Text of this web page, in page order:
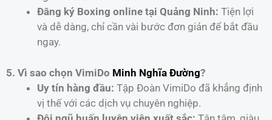
Đăng ký Boxing online tại Quảng Ninh: Tiện lợi
và dễ dàng, chỉ cần vài bước đơn giản để bắt đầu
ngay.
5. Vì sao chọn VimiDo Minh Nghĩa Đường?
Uy tín hàng đầu: Tập Đoàn VimiDo đã khẳng định
vị thế với các dịch vụ chuyên nghiệp.